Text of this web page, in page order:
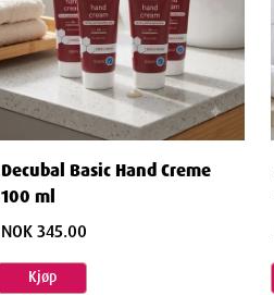
Decubal Basic Hand Creme
100 ml
NOK 345.00
Kjøp